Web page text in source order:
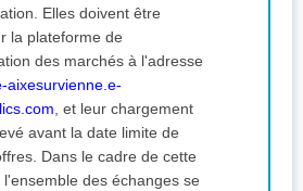
Elles doivent être
la plateforme de
des marchés à l'adresse
aixesurvienne.e-
, et leur chargement
avant la date limite de
de cette
des échanges se